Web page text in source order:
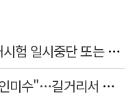
연일 폭염 지속, 자동차운전면허시험 일시중단 또는 축소 운영
[속보]"폭행 너무 심해 중태, 살인미수"…길거리서 지인 수십회 때린 50대 '긴급체포'